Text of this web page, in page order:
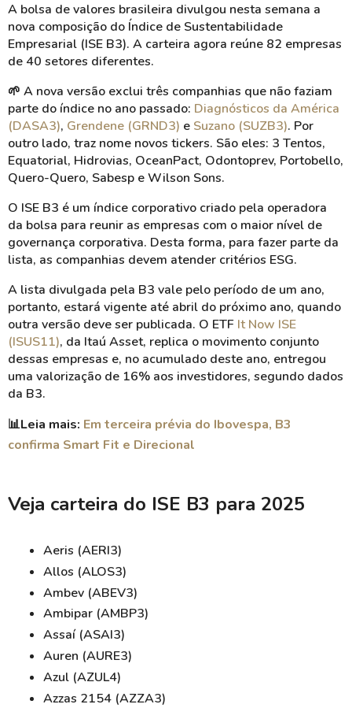
A bolsa de valores brasileira divulgou nesta semana a
nova composição do Índice de Sustentabilidade
Empresarial (ISE B3). A carteira agora reúne 82 empresas
de 40 setores diferentes.
🌱 A nova versão exclui três companhias que não faziam
parte do índice no ano passado: Diagnósticos da América
(DASA3), Grendene (GRND3) e Suzano (SUZB3). Por
outro lado, traz nome novos tickers. São eles: 3 Tentos,
Equatorial, Hidrovias, OceanPact, Odontoprev, Portobello,
Quero-Quero, Sabesp e Wilson Sons.
O ISE B3 é um índice corporativo criado pela operadora
da bolsa para reunir as empresas com o maior nível de
governança corporativa. Desta forma, para fazer parte da
lista, as companhias devem atender critérios ESG.
A lista divulgada pela B3 vale pelo período de um ano,
portanto, estará vigente até abril do próximo ano, quando
outra versão deve ser publicada. O ETF It Now ISE
(ISUS11), da Itaú Asset, replica o movimento conjunto
dessas empresas e, no acumulado deste ano, entregou
uma valorização de 16% aos investidores, segundo dados
da B3.
📊Leia mais: Em terceira prévia do Ibovespa, B3
confirma Smart Fit e Direcional
Veja carteira do ISE B3 para 2025
Aeris (AERI3)
Allos (ALOS3)
Ambev (ABEV3)
Ambipar (AMBP3)
Assaí (ASAI3)
Auren (AURE3)
Azul (AZUL4)
Azzas 2154 (AZZA3)